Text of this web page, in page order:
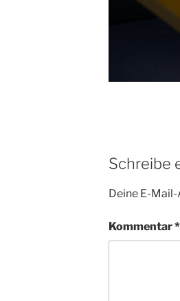
Schreibe
Deine E-
Kommentar*